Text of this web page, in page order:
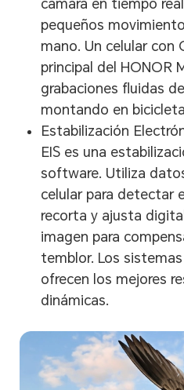
cámara en tiempo
pequeños
mano. Un celular con
principal del HONOR
grabaciones fluidas
montando en
Estabilización
EIS es una
software. Utiliza
celular para detectar
recorta y ajusta
imagen para
temblor. Los
ofrecen los mejores
dinámicas.